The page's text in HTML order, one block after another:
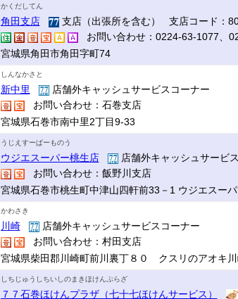
かくだしてん
角田支店
支店（出張所を含む） 支店コード：
お問い合わせ：0224-63-1077、
宮城県角田市角田字町74
しんなかさと
新中里
店舗外キャッシュサービスコーナー
お問い合わせ：石巻支店
宮城県石巻市南中里2丁目9-33
うじえすーぱーものう
ウジエスーパー桃生店
店舗外キャッシュサービ
お問い合わせ：飯野川支店
宮城県石巻市桃生町中津山四軒前33－1 ウジエスー
かわさき
川崎
店舗外キャッシュサービスコーナー
お問い合わせ：村田支店
宮城県柴田郡川崎町前川裏丁８０ クスリのアオキ
しちじゅうしちいしのまきほけんぷらざ
７７石巻ほけんプラザ（七十七ほけんサービス）